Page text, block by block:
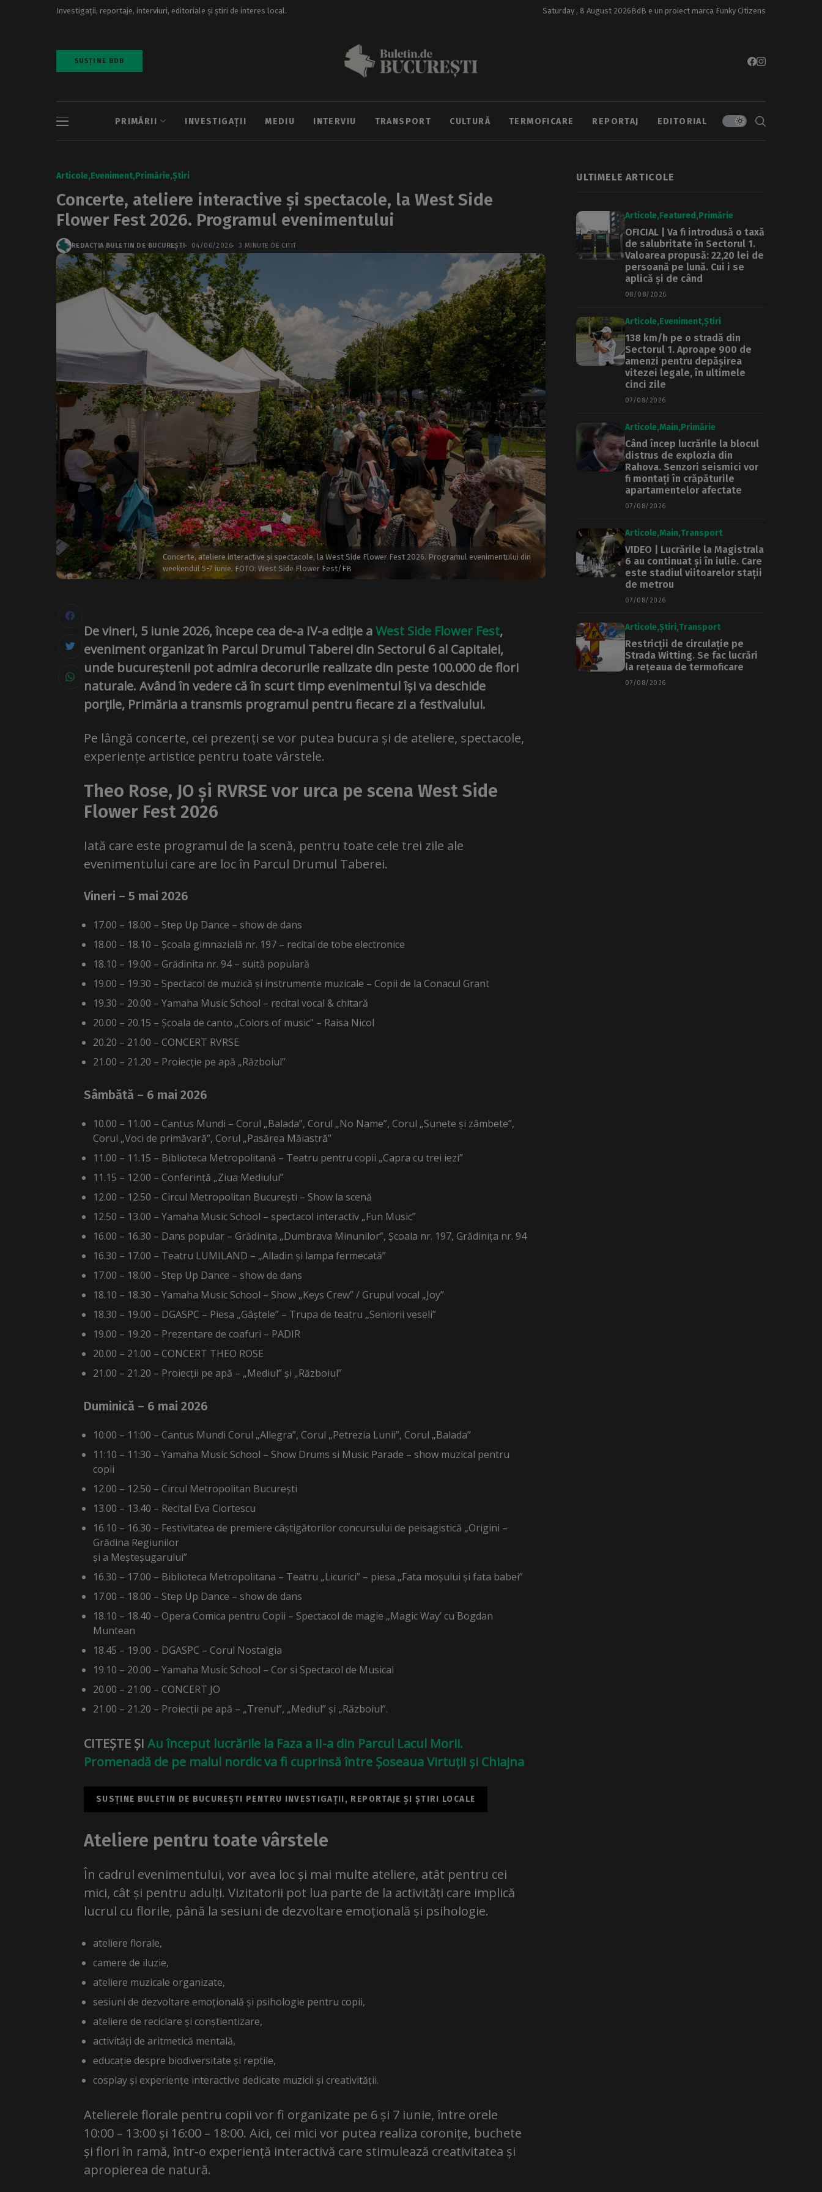
Investigații, reportaje, interviuri, editoriale și știri de interes local. Saturday , 8 August 2026BdB e un proiect marca Funky Citizens
SUSȚINE BDB
PRIMĂRII INVESTIGAȚII MEDIU INTERVIU TRANSPORT CULTURĂ TERMOFICARE REPORTAJ EDITORIAL
Articole Eveniment Primărie Știri
Concerte, ateliere interactive și spectacole, la West Side
Flower Fest 2026. Programul evenimentului
REDACȚIA BULETIN DE BUCUREȘTI 04/06/2026 3 MINUTE DE CITIT
Concerte, ateliere interactive și spectacole, la West Side Flower Fest 2026. Programul evenimentului din
weekendul 5-7 iunie. FOTO: West Side Flower Fest/FB
De vineri, 5 iunie 2026, începe cea de-a IV-a ediție aWest Side Flower Fest,
eveniment organizat în Parcul Drumul Taberei din Sectorul 6 al Capitalei,
unde bucureștenii pot admira decorurile realizate din peste 100.000 de flori
naturale. Având în vedere că în scurt timp evenimentul își va deschide
porțile, Primăria a transmis programul pentru fiecare zi a festivalului.
Pe lângă concerte, cei prezenți se vor putea bucura și de ateliere, spectacole,
experiențe artistice pentru toate vârstele.
Theo Rose, JO și RVRSE vor urca pe scena West Side
Flower Fest 2026
Iată care este programul de la scenă, pentru toate cele trei zile ale
evenimentului care are loc în Parcul Drumul Taberei.
Vineri – 5 mai 2026
17.00 – 18.00 – Step Up Dance – show de dans
18.00 – 18.10 – Școala gimnazială nr. 197 – recital de tobe electronice
18.10 – 19.00 – Grădinita nr. 94 – suită populară
19.00 – 19.30 – Spectacol de muzică și instrumente muzicale – Copii de la Conacul Grant
19.30 – 20.00 – Yamaha Music School – recital vocal & chitară
20.00 – 20.15 – Școala de canto „Colors of music” – Raisa Nicol
20.20 – 21.00 – CONCERT RVRSE
21.00 – 21.20 – Proiecție pe apă „Războiul”
Sâmbătă – 6 mai 2026
10.00 – 11.00 – Cantus Mundi – Corul „Balada”, Corul „No Name”, Corul „Sunete și zâmbete”,
Corul „Voci de primăvară”, Corul „Pasărea Măiastră”
11.00 – 11.15 – Biblioteca Metropolitană – Teatru pentru сорii „Capra cu trei iezi”
11.15 – 12.00 – Conferință „Ziua Mediului”
12.00 – 12.50 – Circul Metropolitan București – Show la scenă
12.50 – 13.00 – Yamaha Music School – spectacol interactiv „Fun Music”
16.00 – 16.30 – Dans popular – Grădinița „Dumbrava Minunilor”, Școala nr. 197, Grădinița nr. 94
16.30 – 17.00 – Teatru LUMILAND – „Alladin și lampa fermecată”
17.00 – 18.00 – Step Up Dance – show de dans
18.10 – 18.30 – Yamaha Music School – Show „Keys Crew” / Grupul vocal „Joy”
18.30 – 19.00 – DGASPC – Piesa „Gâștele” – Trupa de teatru „Seniorii veseli”
19.00 – 19.20 – Prezentare de coafuri – PADIR
20.00 – 21.00 – CONCERT THEO ROSE
21.00 – 21.20 – Proiecții pe apă – „Mediul” și „Războiul”
Duminică – 6 mai 2026
10:00 – 11:00 – Cantus Mundi Corul „Allegra”, Corul „Petrezia Lunii”, Corul „Balada”
11:10 – 11:30 – Yamaha Music School – Show Drums si Music Parade – show muzical pentru
copii
12.00 – 12.50 – Circul Metropolitan București
13.00 – 13.40 – Recital Eva Ciortescu
16.10 – 16.30 – Festivitatea de premiere câștigătorilor concursului de peisagistică „Origini –
Grădina Regiunilor
și a Meșteșugarului”
16.30 – 17.00 – Biblioteca Metropolitana – Teatru „Licurici” – piesa „Fata moșului și fata babei”
17.00 – 18.00 – Step Up Dance – show de dans
18.10 – 18.40 – Opera Comica pentru Copii – Spectacol de magie „Magic Way’ cu Bogdan
Muntean
18.45 – 19.00 – DGASPC – Corul Nostalgia
19.10 – 20.00 – Yamaha Music School – Cor si Spectacol de Musical
20.00 – 21.00 – CONCERT JO
21.00 – 21.20 – Proiecții pe apă – „Trenul”, „Mediul” și „Războiul”.
CITEȘTE ȘI Au început lucrările la Faza a II-a din Parcul Lacul Morii.
Promenadă de pe malul nordic va fi cuprinsă între Șoseaua Virtuții și Chiajna
SUSȚINE BULETIN DE BUCUREȘTI PENTRU INVESTIGAȚII, REPORTAJE ȘI ȘTIRI LOCALE
Ateliere pentru toate vârstele
În cadrul evenimentului, vor avea loc și mai multe ateliere, atât pentru cei
mici, cât și pentru adulți. Vizitatorii pot lua parte de la activități care implică
lucrul cu florile, până la sesiuni de dezvoltare emoțională și psihologie.
ateliere florale,
camere de iluzie,
ateliere muzicale organizate,
sesiuni de dezvoltare emoțională și psihologie pentru copii,
ateliere de reciclare și conștientizare,
activități de aritmetică mentală,
educație despre biodiversitate și reptile,
cosplay și experiențe interactive dedicate muzicii și creativității.
Atelierele florale pentru copii vor fi organizate pe 6 și 7 iunie, între orele
10:00 – 13:00 și 16:00 – 18:00. Aici, cei mici vor putea realiza coronițe, buchete
și flori în ramă, într-o experiență interactivă care stimulează creativitatea și
apropierea de natură.
ULTIMELE ARTICOLE
Articole Featured Primărie
OFICIAL | Va fi introdusă o taxă
de salubritate în Sectorul 1.
Valoarea propusă: 22,20 lei de
persoană pe lună. Cui i se
aplică și de când
08/08/2026
Articole Eveniment Știri
138 km/h pe o stradă din
Sectorul 1. Aproape 900 de
amenzi pentru depășirea
vitezei legale, în ultimele
cinci zile
07/08/2026
Articole Main Primărie
Când încep lucrările la blocul
distrus de explozia din
Rahova. Senzori seismici vor
fi montați în crăpăturile
apartamentelor afectate
07/08/2026
Articole Main Transport
VIDEO | Lucrările la Magistrala
6 au continuat și în iulie. Care
este stadiul viitoarelor stații
de metrou
07/08/2026
Articole Știri Transport
Restricții de circulație pe
Strada Witting. Se fac lucrări
la rețeaua de termoficare
07/08/2026